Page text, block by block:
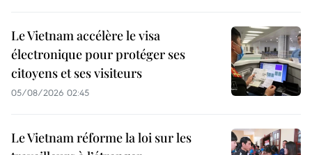
Le Vietnam accélère le visa
électronique pour protéger ses
citoyens et ses visiteurs
05/08/2026 02:45
Le Vietnam réforme la loi sur les